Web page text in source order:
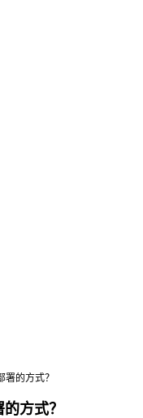
的方式？
方式？